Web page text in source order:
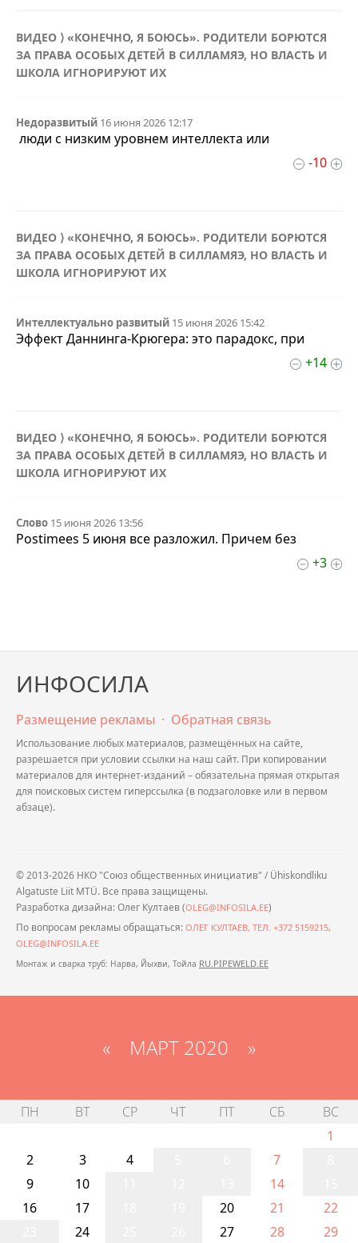
ВИДЕО ⟩ «КОНЕЧНО, Я БОЮСЬ». РОДИТЕЛИ БОРЮТСЯ
ЗА ПРАВА ОСОБЫХ ДЕТЕЙ В СИЛЛАМЯЭ, НО ВЛАСТЬ И
ШКОЛА ИГНОРИРУЮТ ИХ
Недоразвитый 16 июня 2026 12:17
люди с низким уровнем интеллекта или
-10
ВИДЕО ⟩ «КОНЕЧНО, Я БОЮСЬ». РОДИТЕЛИ БОРЮТСЯ
ЗА ПРАВА ОСОБЫХ ДЕТЕЙ В СИЛЛАМЯЭ, НО ВЛАСТЬ И
ШКОЛА ИГНОРИРУЮТ ИХ
Интеллектуально развитый 15 июня 2026 15:42
Эффект Даннинга-Крюгера: это парадокс, при
+14
ВИДЕО ⟩ «КОНЕЧНО, Я БОЮСЬ». РОДИТЕЛИ БОРЮТСЯ
ЗА ПРАВА ОСОБЫХ ДЕТЕЙ В СИЛЛАМЯЭ, НО ВЛАСТЬ И
ШКОЛА ИГНОРИРУЮТ ИХ
Слово 15 июня 2026 13:56
Postimees 5 июня все разложил. Причем без
+3
ИНФОСИЛА
Размещение рекламы · Обратная связь
Использование любых материалов, размещённых на сайте,
разрешается при условии ссылки на наш сайт. При копировании
материалов для интернет-изданий – обязательна прямая открытая
для поисковых систем гиперссылка (в подзаголовке или в первом
абзаце).
© 2013-2026 НКО "Союз общественных инициатив" / Ühiskondliku
Algatuste Liit MTÜ. Все права защищены.
Разработка дизайна: Олег Култаев (OLEG@INFOSILA.EE)
По вопросам рекламы обращаться: ОЛЕГ КУЛТАЕВ, ТЕЛ. +372 5159215,
OLEG@INFOSILA.EE
Монтаж и сварка труб: Нарва, Йыхви, Тойла RU.PIPEWELD.EE
« МАРТ 2020 »
ПН ВТ СР ЧТ ПТ СБ
ВС
1
2
3 4 7
9
10 14
16
17 20 21
22
24 27 28 29